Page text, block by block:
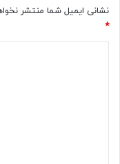
نشانی ایمیل شما منتشر
*